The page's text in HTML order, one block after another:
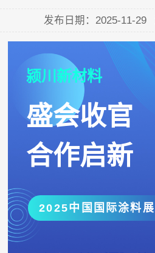
发布日期：2025-11-29
颍川新材料
盛会收官
合作启新
2025中国国际涂料展